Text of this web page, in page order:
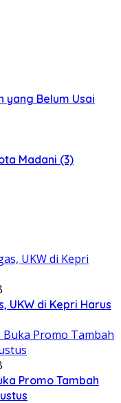
yang Belum Usai
Madani (3)
UKW di Kepri Harus
Promo Tambah